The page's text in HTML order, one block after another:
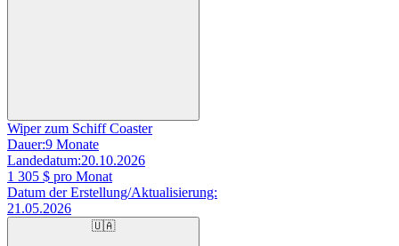
Wiper zum Schiff Coaster
Dauer:9 Monate
Landedatum:20.10.2026
1 305 $ pro Monat
Datum der Erstellung/Aktualisierung:
21.05.2026
🇺🇦